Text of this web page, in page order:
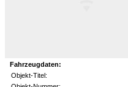
Fahrzeugdaten:
Objekt-Titel: